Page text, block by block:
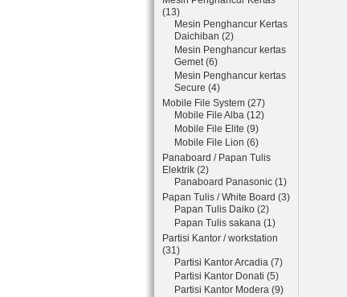
(13)
Mesin Penghancur Kertas
Daichiban (2)
Mesin Penghancur kertas
Gemet (6)
Mesin Penghancur kertas
Secure (4)
Mobile File System (27)
Mobile File Alba (12)
Mobile File Elite (9)
Mobile File Lion (6)
Panaboard / Papan Tulis
Elektrik (2)
Panaboard Panasonic (1)
Papan Tulis / White Board (3)
Papan Tulis Daiko (2)
Papan Tulis sakana (1)
Partisi Kantor / workstation
(31)
Partisi Kantor Arcadia (7)
Partisi Kantor Donati (5)
Partisi Kantor Modera (9)